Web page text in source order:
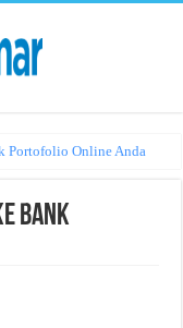
Portofolio Online Anda
Bank